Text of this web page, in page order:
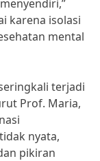
karena isolasi
mental
terjadi
Prof. Maria,
nyata,
pikiran